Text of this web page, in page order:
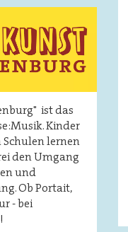
ist das
Kinder
lernen
den Umgang
und
Ob Portait,
- bei